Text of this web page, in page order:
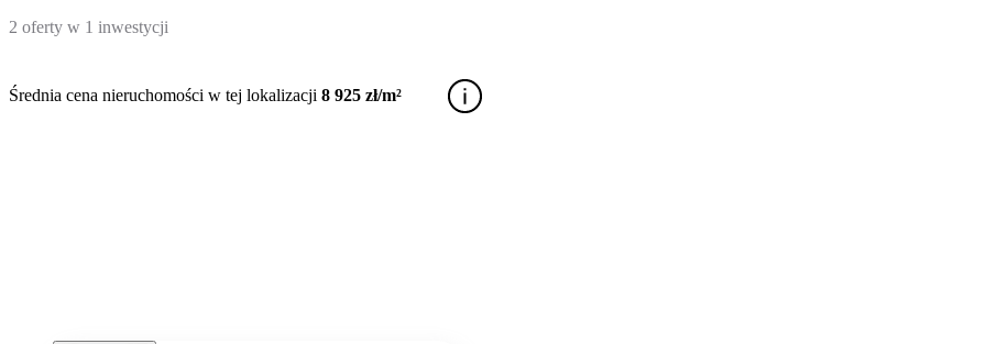
2 oferty w 1 inwestycji
Średnia cena nieruchomości w tej lokalizacji 8 925 zł/m²